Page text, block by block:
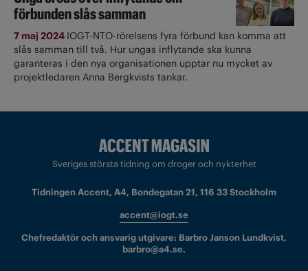
förbunden slås samman
7 maj 2024 IOGT-NTO-rörelsens fyra förbund kan komma att
slås samman till två. Hur ungas inflytande ska kunna
garanteras i den nya organisationen upptar nu mycket av
projektledaren Anna Bergkvists tankar.
Sveriges största tidning om droger och nykterhet
Tidningen Accent, A4, Bondegatan 21, 116 33 Stockholm
accent@iogt.se
Chefredaktör och ansvarig utgivare: Barbro Janson Lundkvist,
barbro@a4.se.